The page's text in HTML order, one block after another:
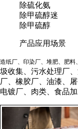
除硫化氨
除甲硫醇迷
除甲硫醇
产品应用场景
造纸厂、印染厂、 堆肥、肥料、
圾收集、污水处理厂
厂、橡胶厂、油漆、
电镀厂、肉类、食品